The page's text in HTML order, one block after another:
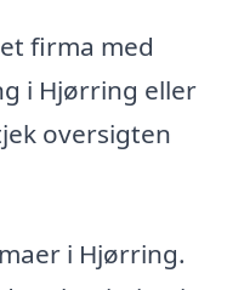
firma med
i Hjørring eller
oversigten
i Hjørring.